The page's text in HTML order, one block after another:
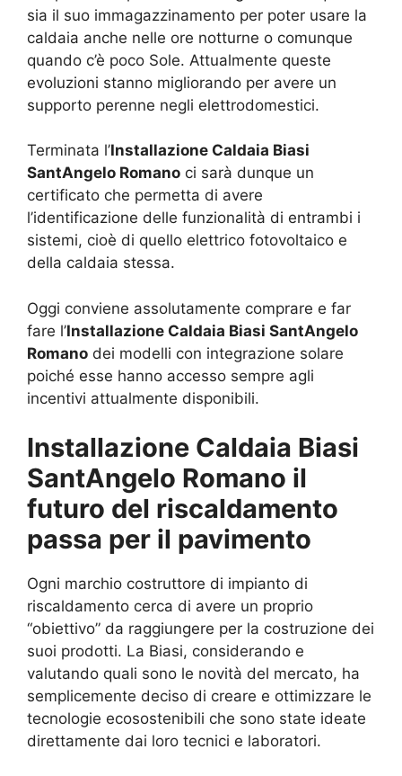
sia il suo immagazzinamento per poter usare la
caldaia anche nelle ore notturne o comunque
quando c’è poco Sole. Attualmente queste
evoluzioni stanno migliorando per avere un
supporto perenne negli elettrodomestici.
Terminata l’Installazione Caldaia Biasi
SantAngelo Romano ci sarà dunque un
certificato che permetta di avere
l’identificazione delle funzionalità di entrambi i
sistemi, cioè di quello elettrico fotovoltaico e
della caldaia stessa.
Oggi conviene assolutamente comprare e far
fare l’Installazione Caldaia Biasi SantAngelo
Romano dei modelli con integrazione solare
poiché esse hanno accesso sempre agli
incentivi attualmente disponibili.
Installazione Caldaia Biasi
SantAngelo Romano il
futuro del riscaldamento
passa per il pavimento
Ogni marchio costruttore di impianto di
riscaldamento cerca di avere un proprio
“obiettivo” da raggiungere per la costruzione dei
suoi prodotti. La Biasi, considerando e
valutando quali sono le novità del mercato, ha
semplicemente deciso di creare e ottimizzare le
tecnologie ecosostenibili che sono state ideate
direttamente dai loro tecnici e laboratori.